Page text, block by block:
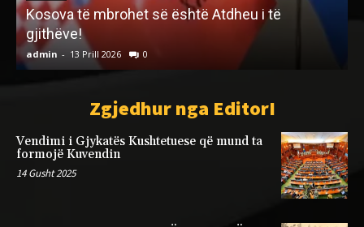
Një model që na ofron Prof. Alban Dibra dhe
shërbimi i Kardiologjisë që ai drejton
admin - 22 Shkurt 2023
Zgjedhur nga EditorI
Vendimi i Gjykatës Kushtetuese që mund ta
formojë Kuvendin
14 Gusht 2025